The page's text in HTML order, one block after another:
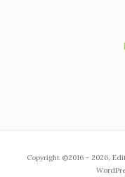
Copyright ©2016 - 2026,